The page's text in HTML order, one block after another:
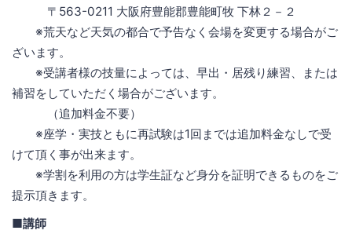
〒563-0211 大阪府豊能郡豊能町牧 下林２－２
※荒天など天気の都合で予告なく会場を変更する場合がご
ざいます。
※受講者様の技量によっては、早出・居残り練習、または
補習をしていただく場合がございます。
（追加料金不要）
※座学・実技ともに再試験は1回までは追加料金なしで受
けて頂く事が出来ます。
※学割を利用の方は学生証など身分を証明できるものをご
提示頂きます。
■講師